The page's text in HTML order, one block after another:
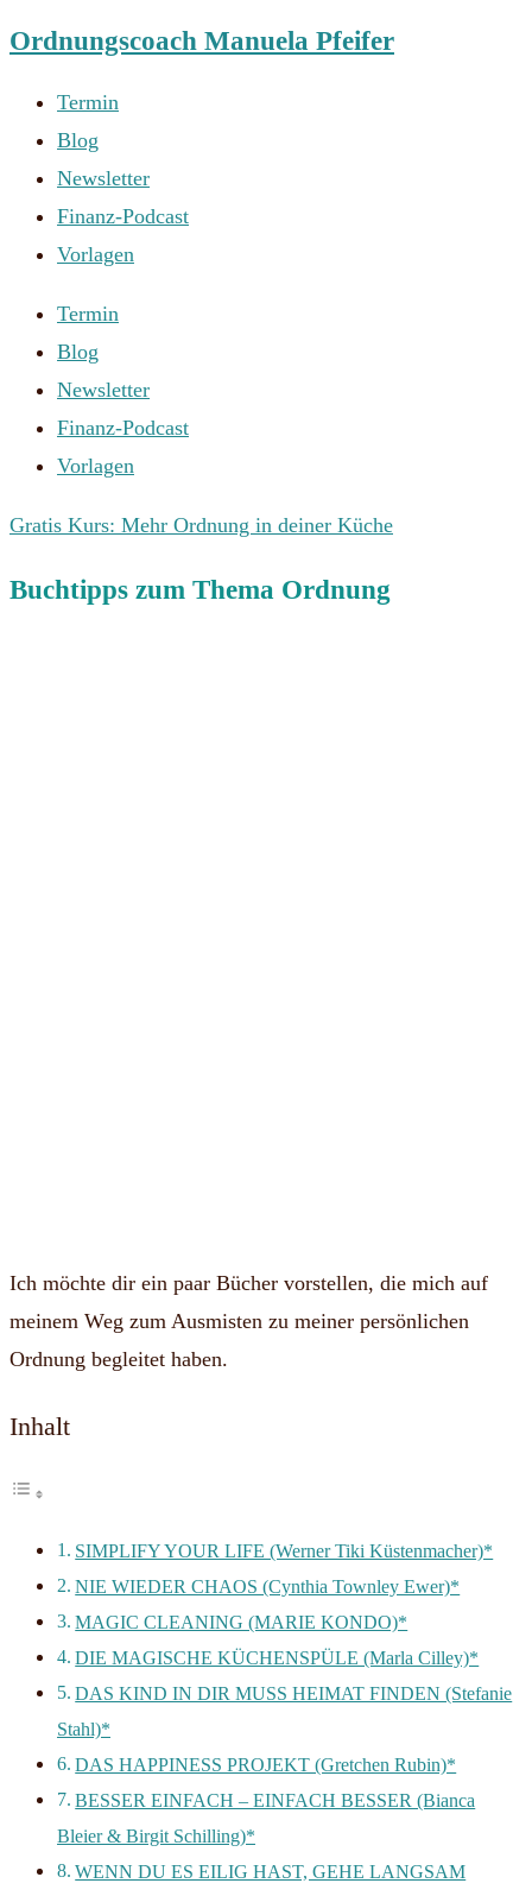
Zum
springen
Ordnungscoach Manuela Pfeifer
Termin
Blog
Newsletter
Finanz-Podcast
Vorlagen
Termin
Blog
Newsletter
Finanz-Podcast
Vorlagen
Gratis Kurs: Mehr Ordnung in deiner Küche
Buchtipps zum Thema Ordnung
Ich möchte dir ein paar Bücher vorstellen, die mich auf
meinem Weg zum Ausmisten zu meiner persönlichen
Ordnung begleitet haben.
Inhalt
SIMPLIFY YOUR LIFE (Werner Tiki Küstenmacher)*
NIE WIEDER CHAOS (Cynthia Townley Ewer)*
MAGIC CLEANING (MARIE KONDO)*
DIE MAGISCHE KÜCHENSPÜLE (Marla Cilley)*
DAS KIND IN DIR MUSS HEIMAT FINDEN (Stefanie
Stahl)*
DAS HAPPINESS PROJEKT (Gretchen Rubin)*
BESSER EINFACH – EINFACH BESSER (Bianca
Bleier & Birgit Schilling)*
WENN DU ES EILIG HAST, GEHE LANGSAM